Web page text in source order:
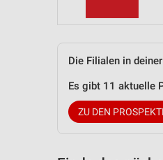
Die Filialen in
Es gibt 11 aktuelle
ZU DEN